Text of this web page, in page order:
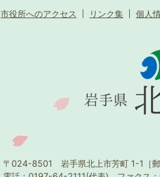
市役所へのアクセス リンク集 個人
〒024-8501 岩手県北上市芳町 1-1 ［